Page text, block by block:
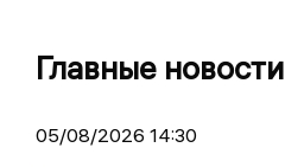
Главные новости
05/08/2026 14:30